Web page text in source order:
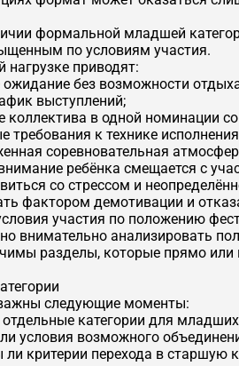
формальной младшей
по условиям участия.
приводят:
ожидание без возможности
выступлений;
коллектива в одной номинации
требования к технике
соревновательная
ребёнка смещается с
со стрессом и
фактором демотивации и
участия по положению
внимательно анализировать
разделы, которые прямо или
следующие моменты:
категории для младших
условия возможного
ли критерии перехода в старшую